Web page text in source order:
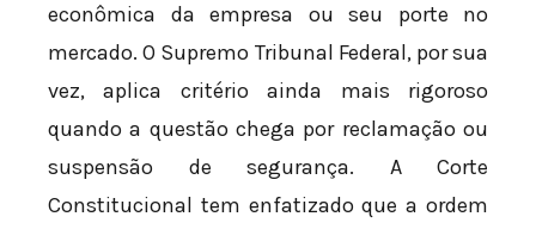
econômica da empresa ou seu porte no
mercado. O Supremo Tribunal Federal, por sua
vez, aplica critério ainda mais rigoroso
quando a questão chega por reclamação ou
suspensão de segurança. A Corte
Constitucional tem enfatizado que a ordem